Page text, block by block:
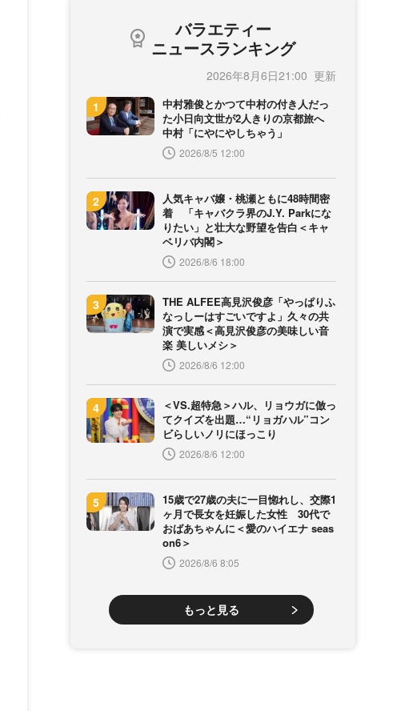
バラエティー
ニュースランキング
2026年8月6日21:00
中村雅俊とかつて中村の付き人だっ
た小日向文世が2人きりの京都旅へ
中村「にやにやしちゃう」
2026/8/5 12:00
人気キャバ嬢・桃瀬ともに48時間密
着 「キャバクラ界のJ.Y. Parkにな
りたい」と壮大な野望を告白＜キャ
ベリバ内閣＞
2026/8/6 18:00
THE ALFEE高見沢俊彦「やっぱりふ
なっしーはすごいですよ」久々の共
演で実感＜高見沢俊彦の美味しい音
楽 美しいメシ＞
2026/8/6 12:00
＜VS.超特急＞ハル、リョウガに倣っ
てクイズを出題…“リョガハル”コン
ビらしいノリにほっこり
2026/8/6 12:00
15歳で27歳の夫に一目惚れし、交際1
ヶ月で長女を妊娠した女性 30代で
おばあちゃんに＜愛のハイエナ seas
on6＞
2026/8/6 8:05
もっと見る